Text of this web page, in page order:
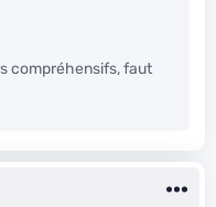
compréhensifs, faut